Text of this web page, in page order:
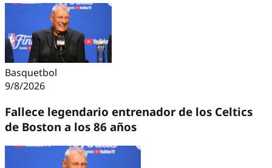
Basquetbol
9/8/2026
Fallece legendario entrenador de los Celtics
de Boston a los 86 años